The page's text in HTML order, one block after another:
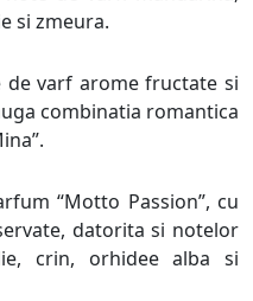
si zmeura.
varf arome fructate si
combinatia romantica
“Motto Passion”, cu
datorita si notelor
crin, orhidee alba si